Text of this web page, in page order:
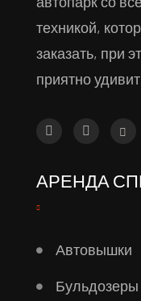
техникой,
заказать, при
приятно
АРЕНДА
Автовышки
Бульдозеры